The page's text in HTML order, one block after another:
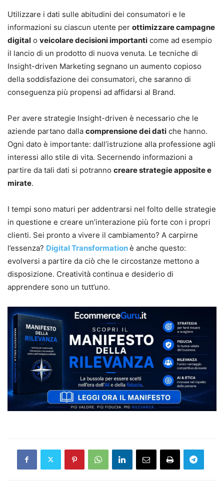
Utilizzare i dati sulle abitudini dei consumatori e le
informazioni su ciascun utente per ottimizzare campagne
digital o veicolare decisioni importanti come ad esempio
il lancio di un prodotto di nuova venuta. Le tecniche di
Insight-driven Marketing segnano un aumento copioso
della soddisfazione dei consumatori, che saranno di
conseguenza più propensi ad affidarsi al Brand.
Per avere strategie Insight-driven è necessario che le
aziende partano dalla comprensione dei dati che hanno.
Ogni dato è importante: dall’istruzione alla professione agli
interessi allo stile di vita. Secernendo informazioni a
partire da tali dati si potranno creare strategie apposite e
mirate.
I tempi sono maturi per addentrarsi nel folto delle strategie
in questione e creare un’interazione più forte con i propri
clienti. Sei pronto a vivere il cambiamento? A carpirne
l’essenza? Digital Transformationè anche questo:
evolversi a partire da ciò che le circostanze mettono a
disposizione. Creatività continua e desiderio di
apprendere sono un tutt’uno.